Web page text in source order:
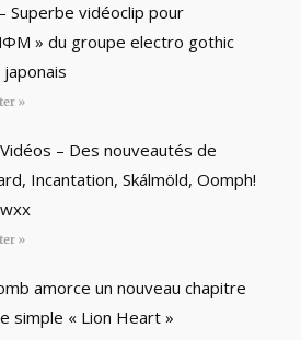
Superbe vidéoclip pour
» du groupe electro gothic
»
– Des nouveautés de
Incantation, Skálmöld, Oomph!
»
amorce un nouveau chapitre
simple « Lion Heart »